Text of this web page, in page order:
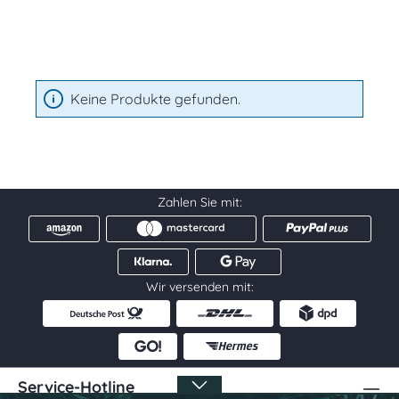
Keine Produkte gefunden.
Zahlen Sie mit:
Wir versenden mit:
Service-Hotline